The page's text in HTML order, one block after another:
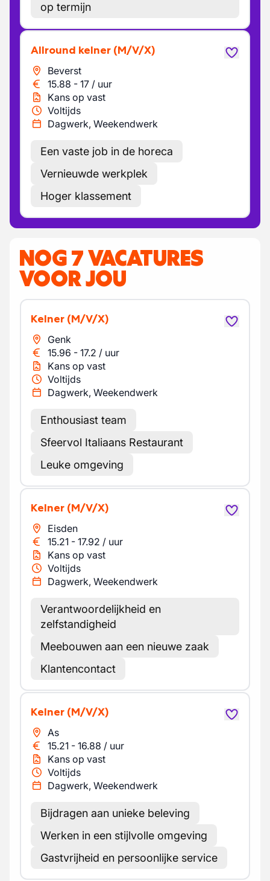
op termijn
Allround kelner (M/V/X)
Beverst
15.88 - 17 / uur
Kans op vast
Voltijds
Dagwerk, Weekendwerk
Een vaste job in de horeca
Vernieuwde werkplek
Hoger klassement
NOG 7 VACATURES
VOOR JOU
Kelner (M/V/X)
Genk
15.96 - 17.2 / uur
Kans op vast
Voltijds
Dagwerk, Weekendwerk
Enthousiast team
Sfeervol Italiaans Restaurant
Leuke omgeving
Kelner (M/V/X)
Eisden
15.21 - 17.92 / uur
Kans op vast
Voltijds
Dagwerk, Weekendwerk
Verantwoordelijkheid en
zelfstandigheid
Meebouwen aan een nieuwe zaak
Klantencontact
Kelner (M/V/X)
As
15.21 - 16.88 / uur
Kans op vast
Voltijds
Dagwerk, Weekendwerk
Bijdragen aan unieke beleving
Werken in een stijlvolle omgeving
Gastvrijheid en persoonlijke service